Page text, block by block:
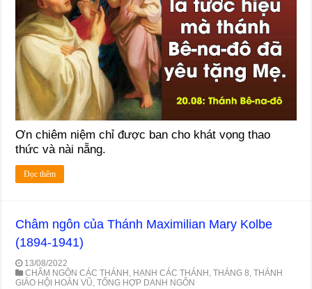
Ơn chiêm niệm chỉ được ban cho khát vọng thao
thức và nài nẵng.
Đọc thêm
Châm ngôn của Thánh Maximilian Mary Kolbe
(1894-1941)
13/08/2022
CHÂM NGÔN CÁC THÁNH , HẠNH CÁC THÁNH ,THÁNG 8,THÁNH
GIÁO HỘI HOÀN VŨ,TỔNG HỢP DANH NGÔN